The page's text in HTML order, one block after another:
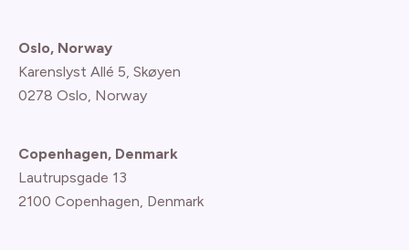
Oslo, Norway
Karenslyst Allé 5, Skøyen
0278 Oslo, Norway
Copenhagen, Denmark
Lautrupsgade 13
2100 Copenhagen, Denmark